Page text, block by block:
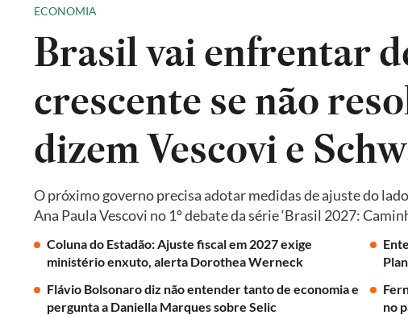
ECONOMIA
Brasil vai enfrentar
crescente se não
dizem Vescovi e
O próximo governo precisa adotar medidas de ajuste do
Ana Paula Vescovi no 1º debate da série ‘Brasil 2027:
Coluna do Estadão: Ajuste fiscal em 2027 exige
ministério enxuto, alerta Dorothea Werneck
Flávio Bolsonaro diz não entender tanto de economia e
pergunta a Daniella Marques sobre Selic
no